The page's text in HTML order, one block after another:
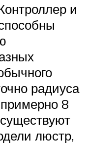
и
радиуса
8
люстр,